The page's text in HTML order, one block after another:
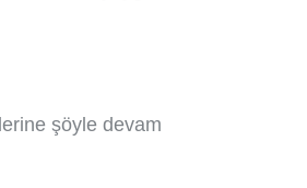
şöyle devam